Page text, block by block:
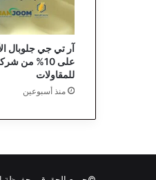
آر تي جي جلوبال
على 10% من
للمقاولات
منذ أسبوعين